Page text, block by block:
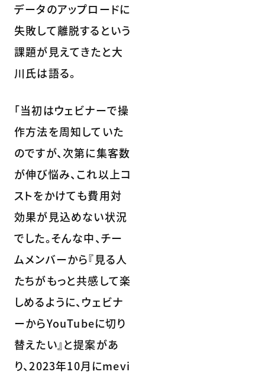
データのアップロードに
失敗して離脱するという
課題が見えてきたと大
川氏は語る。
「当初はウェビナーで操
作方法を周知していた
のですが、次第に集客数
が伸び悩み、これ以上コ
ストをかけても費用対
効果が見込めない状況
でした。そんな中、チー
ムメンバーから『見る人
たちがもっと共感して楽
しめるように、ウェビナ
ーからYouTubeに切り
替えたい』と提案があ
り、2023年10月にmevi